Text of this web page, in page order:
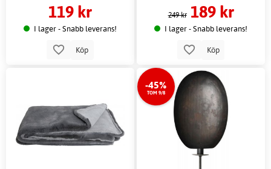
119 kr
I lager - Snabb leverans!
Köp
249 kr 189 kr
I lager - Snabb leverans!
Köp
-45%
TOM 9/8